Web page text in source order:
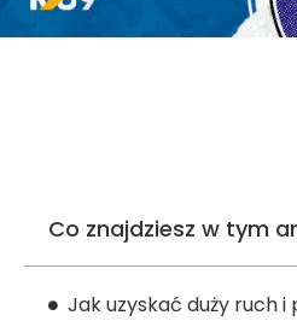
Co znajdziesz w tym
Jak uzyskać duży ruch